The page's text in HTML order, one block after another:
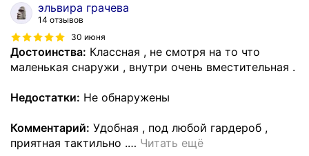
эльвира грачева
14 отзывов
30 июня
Достоинства: Классная , не смотря на то что
маленькая снаружи , внутри очень вместительная .
Недостатки: Не обнаружены
Комментарий: Удобная , под любой гардероб ,
приятная тактильно .… Читать ещё